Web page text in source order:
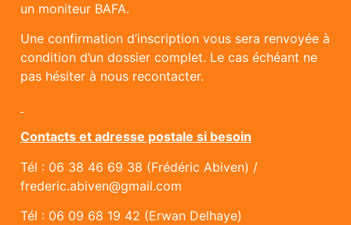
un moniteur BAFA.
Une confirmation d’inscription vous sera renvoyée à
condition d’un dossier complet. Le cas échéant ne
pas hésiter à nous recontacter.
Contacts et adresse postale si besoin
Tél : 06 38 46 69 38 (Frédéric Abiven) /
frederic.abiven@gmail.com
Tél : 06 09 68 19 42 (Erwan Delhaye)